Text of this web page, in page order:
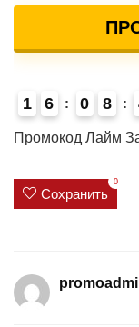
1
4
6 0 8
Промокод Лайм
Сохранить
0